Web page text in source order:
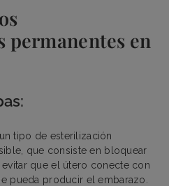
permanentes en
tipo de esterilización
que consiste en bloquear
que el útero conecte con
pueda producir el embarazo.